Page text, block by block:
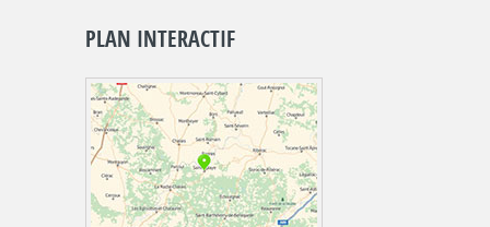
PLAN INTERACTIF